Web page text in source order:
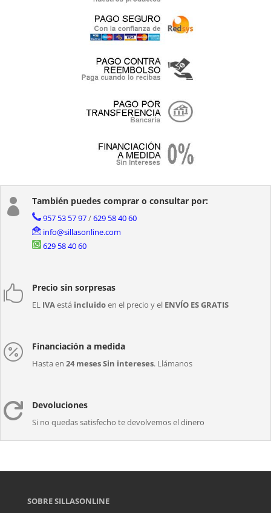
 También puedes comprar o consultar por:
957 53 57 97/629 58 40 60
info@sillasonline.com
629 58 40 60
 Precio sin sorpresas
EL IVAestá incluidoen el precio y el ENVÍO ES GRATIS
 Financiación a medida
Hasta en 24 meses Sin intereses. Llámanos
 Devoluciones
Si no quedas satisfecho te devolvemos el dinero
SOBRE SILLASONLINE